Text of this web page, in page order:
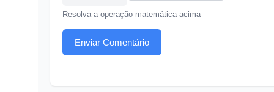
Resolva a operação matemática acima
Enviar Comentário